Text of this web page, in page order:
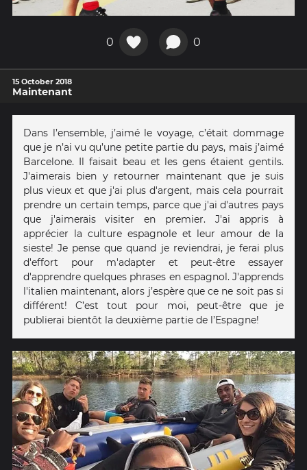
0 0
15 October 2018
Maintenant
Dans l’ensemble, j’aimé le voyage, c’était dommage
que je n’ai vu qu’une petite partie du pays, mais j’aimé
Barcelone. Il faisait beau et les gens étaient gentils.
J'aimerais bien y retourner maintenant que je suis
plus vieux et que j'ai plus d'argent, mais cela pourrait
prendre un certain temps, parce que j'ai d'autres pays
que j'aimerais visiter en premier. J'ai appris à
apprécier la culture espagnole et leur amour de la
sieste! Je pense que quand je reviendrai, je ferai plus
d'effort pour m'adapter et peut-être essayer
d'apprendre quelques phrases en espagnol. J'apprends
l'italien maintenant, alors j’espère que ce ne soit pas si
différent! C’est tout pour moi, peut-être que je
publierai bientôt la deuxième partie de l’Espagne!